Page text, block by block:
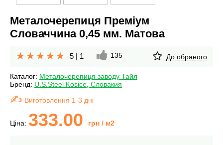
Металочерепиця Преміум
Словаччина 0,45 мм. Матова
5 | 1 135 До обраного
Каталог: Металочерепиця заводу Тайл
Бренд: U.S.Steel Kosice, Словакия
Виготовлення 1-3 дні
Ціна: 333.00 грн / м2